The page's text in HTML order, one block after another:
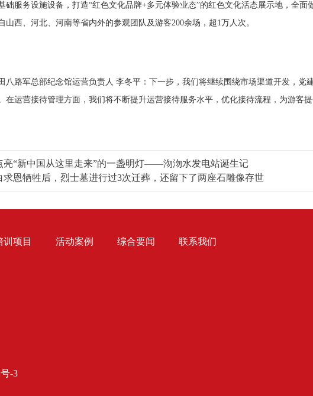
础服务设施设备，打造“红色文化品牌+多元体验业态”的红色文化活态展示地，全
山西、河北、河南等省内外的参观团队及游客200余场，超1万人次。
军总部纪念馆运营负责人 李冬平：下一步，我们将继续围绕市场渠道开发，党
在运营接待管理方面，我们将不断提升运营接待服务水平，优化接待流程，为游客提
亮“新中国从这里走来”的一盏明灯——沕沕水发电站诞生记
求恩牺牲后，烈士墓进行过3次迁葬，还留下了两座石雕像存世
训项目 活动案例 综合要闻 联系我们
-3